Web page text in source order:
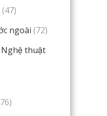
(47)
ngoài (72)
Nghệ thuật